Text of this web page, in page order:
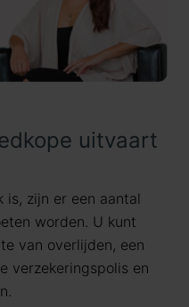
uitvaart
zijn er een aantal
worden. U kunt
van overlijden, een
verzekeringspolis en